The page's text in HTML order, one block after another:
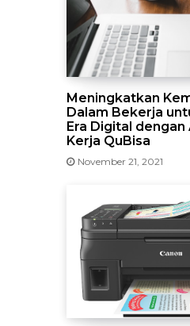
Meningkatkan
Dalam Bekerja
Era Digital dengan
Kerja QuBisa
November 21, 2021